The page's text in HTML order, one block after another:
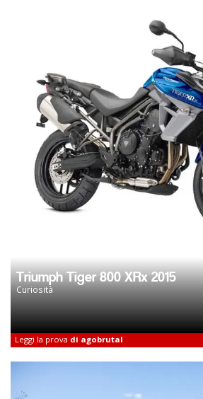
Triumph Tiger 800 XRx 2015
Curiosità
Leggi la prova di agobrutal